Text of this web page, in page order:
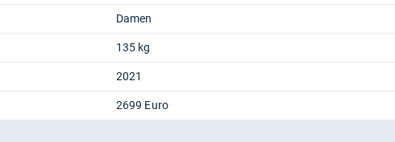
Damen
135 kg
2021
2699 Euro